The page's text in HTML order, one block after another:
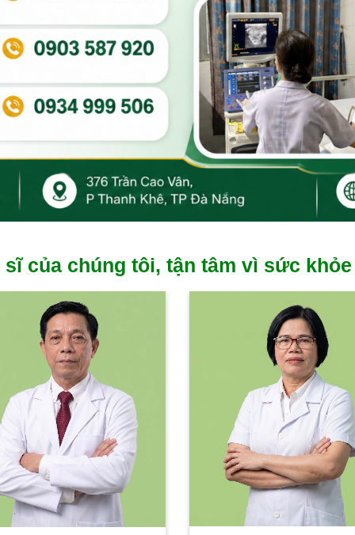
sĩ của chúng tôi, tận tâm vì sức khỏe